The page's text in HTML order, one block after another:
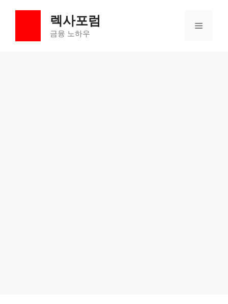
렉사포럼
금융 노하우
메